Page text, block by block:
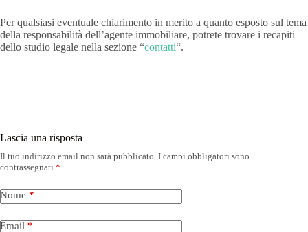
Per qualsiasi eventuale chiarimento in merito a quanto esposto sul tema
della responsabilità dell’agente immobiliare, potrete trovare i recapiti
dello studio legale nella sezione “contatti“.
Lascia una risposta
Il tuo indirizzo email non sarà pubblicato. I campi obbligatori sono
contrassegnati *
Nome *
Email *